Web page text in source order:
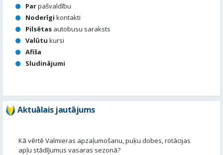
Parpašvaldību
Noderīgi kontakti
Pilsētas autobusu saraksts
Valūtu kursi
Afiša
Sludinājumi
Aktuālais jautājums
Kā vērtē Valmieras apzaļumošanu, puķu dobes, rotācijas
apļu stādījumus vasaras sezonā?